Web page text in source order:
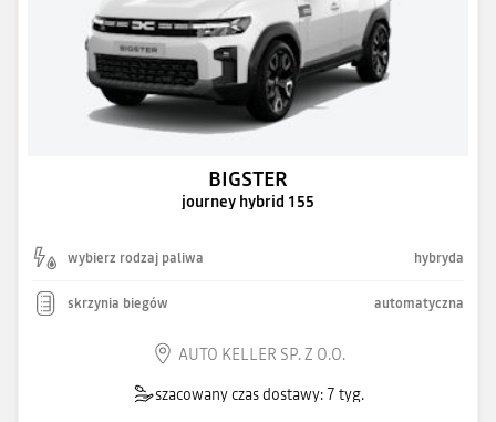
BIGSTER
journey hybrid 155
wybierz rodzaj paliwa hybryda
skrzynia biegów automatyczna
AUTO KELLER SP. Z O.O.
szacowany czas dostawy: 7 tyg.